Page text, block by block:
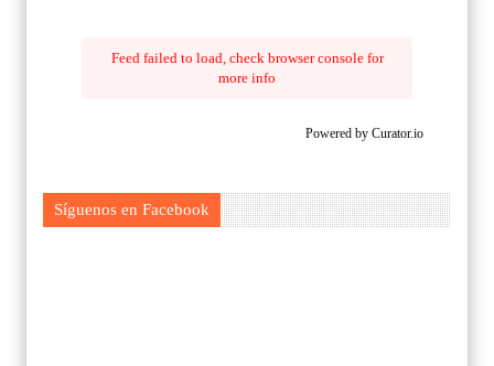
Feed failed to load, check browser console for
more info
Powered by Curator.io
Síguenos en Facebook